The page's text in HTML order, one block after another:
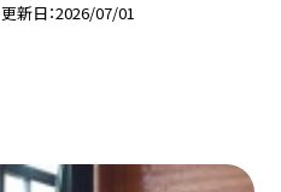
更新日 2026/07/01